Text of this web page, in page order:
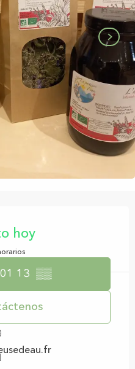
hoy
13 ▒▒